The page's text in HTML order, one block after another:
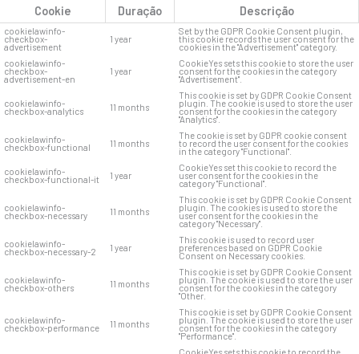
Cookie
Duração Descrição
cookielawinfo-
checkbox-
advertisement
1 year
Set by the GDPR Cookie Consent plugin,
this cookie records the user consent for the
cookies in the "Advertisement" category.
cookielawinfo-
checkbox-
advertisement-en
1 year
CookieYes sets this cookie to store the user
consent for the cookies in the category
"Advertisement".
cookielawinfo-
checkbox-analytics 11 months
This cookie is set by GDPR Cookie Consent
plugin. The cookie is used to store the user
consent for the cookies in the category
"Analytics".
cookielawinfo-
checkbox-functional 11 months
The cookie is set by GDPR cookie consent
to record the user consent for the cookies
in the category "Functional".
cookielawinfo-
checkbox-functional-it 1 year
CookieYes set this cookie to record the
user consent for the cookies in the
category "Functional".
cookielawinfo-
checkbox-necessary 11 months
This cookie is set by GDPR Cookie Consent
plugin. The cookies is used to store the
user consent for the cookies in the
category "Necessary".
cookielawinfo-
checkbox-necessary-2 1 year
This cookie is used to record user
preferences based on GDPR Cookie
Consent on Necessary cookies.
cookielawinfo-
checkbox-others 11 months
This cookie is set by GDPR Cookie Consent
plugin. The cookie is used to store the user
consent for the cookies in the category
"Other.
cookielawinfo-
checkbox-performance 11 months
This cookie is set by GDPR Cookie Consent
plugin. The cookie is used to store the user
consent for the cookies in the category
"Performance".